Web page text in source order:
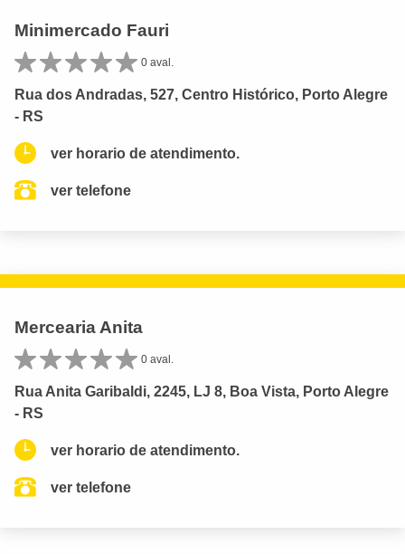
Minimercado Fauri
0 aval.
Rua dos Andradas, 527, Centro Histórico, Porto Alegre
- RS
ver horario de atendimento.
ver telefone
Mercearia Anita
0 aval.
Rua Anita Garibaldi, 2245, LJ 8, Boa Vista, Porto Alegre
- RS
ver horario de atendimento.
ver telefone